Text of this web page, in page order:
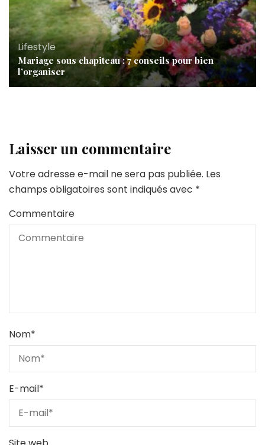
Lifestyle
Mariage sous chapiteau : 7 conseils pour bien
l’organiser
Laisser un commentaire
Votre adresse e-mail ne sera pas publiée. Les
champs obligatoires sont indiqués avec *
Commentaire
Nom*
E-mail*